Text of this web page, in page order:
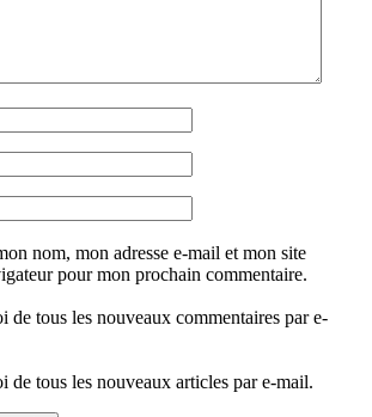
nom, mon adresse e-mail et mon site
pour mon prochain commentaire.
de tous les nouveaux commentaires par e-
de tous les nouveaux articles par e-mail.